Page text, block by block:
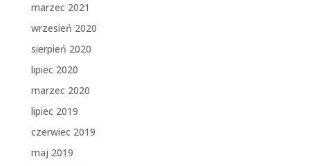
marzec 2021
wrzesień 2020
sierpień 2020
lipiec 2020
marzec 2020
lipiec 2019
czerwiec 2019
maj 2019